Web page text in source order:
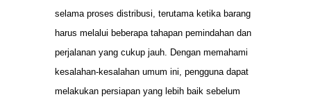
selama proses distribusi, terutama ketika barang
harus melalui beberapa tahapan pemindahan dan
perjalanan yang cukup jauh. Dengan memahami
kesalahan-kesalahan umum ini, pengguna dapat
melakukan persiapan yang lebih baik sebelum